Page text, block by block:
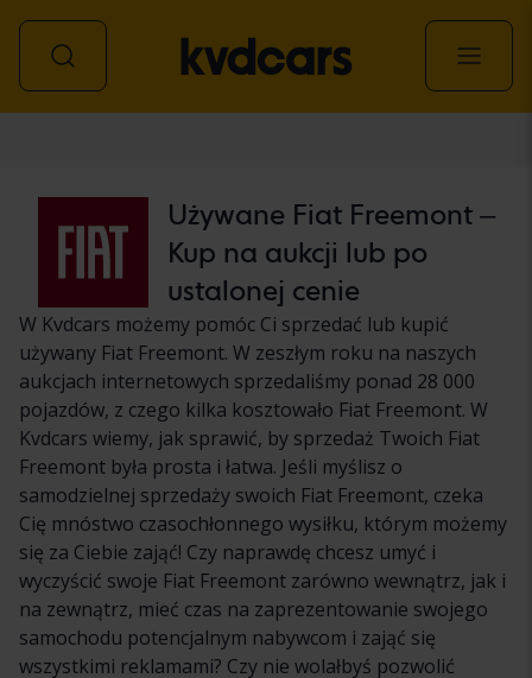
Używane Fiat Freemont –
Kup na aukcji lub po
ustalonej cenie
W Kvdcars możemy pomóc Ci sprzedać lub kupić
używany Fiat Freemont. W zeszłym roku na naszych
aukcjach internetowych sprzedaliśmy ponad 28 000
pojazdów, z czego kilka kosztowało Fiat Freemont. W
Kvdcars wiemy, jak sprawić, by sprzedaż Twoich Fiat
Freemont była prosta i łatwa. Jeśli myślisz o
samodzielnej sprzedaży swoich Fiat Freemont, czeka
Cię mnóstwo czasochłonnego wysiłku, którym możemy
się za Ciebie zająć! Czy naprawdę chcesz umyć i
wyczyścić swoje Fiat Freemont zarówno wewnątrz, jak i
na zewnątrz, mieć czas na zaprezentowanie swojego
samochodu potencjalnym nabywcom i zająć się
wszystkimi reklamami? Czy nie wolałbyś pozwolić